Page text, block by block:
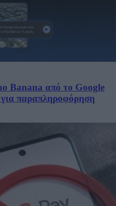
Banana από το Google
για παραπληροφόρηση